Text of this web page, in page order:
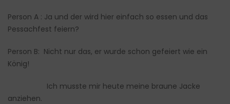
Person A : Ja und der wird hier einfach so essen und das
Pessachfest feiern?
Person B: Nicht nur das, er wurde schon gefeiert wie ein
König!
Ich musste mir heute meine braune Jacke
anziehen.